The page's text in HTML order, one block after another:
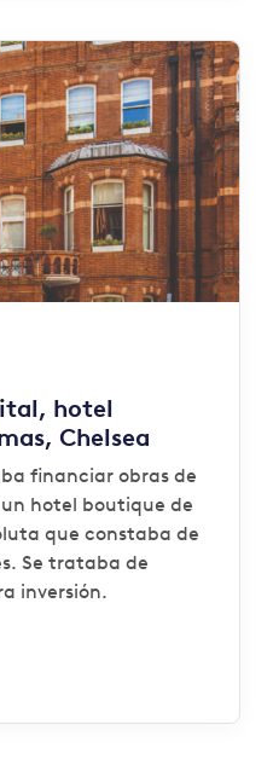
hotel
Chelsea
financiar obras de
hotel boutique de
que constaba de
Se trataba de
inversión.